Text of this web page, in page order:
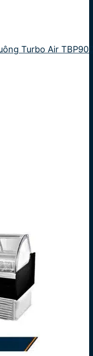
Turbo Air